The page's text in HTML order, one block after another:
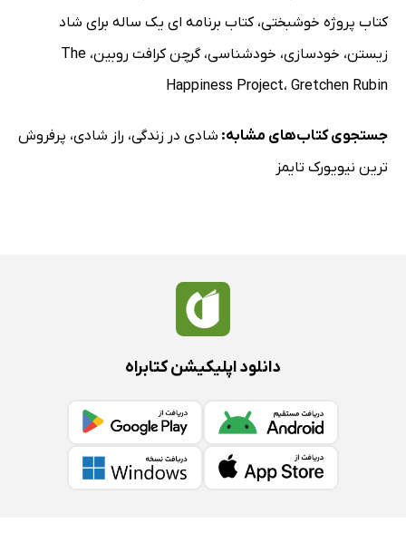
کتاب پروژه خوشبختی،کتاب برنامه ای یک ساله برای شاد
زیستن، خودسازی، خودشناسی،گرچن کرافت روبین، The
Happiness Project، Gretchen Rubin
جستجوی کتاب‌های مشابه: شادی در زندگی، راز شادی، پرفروش
ترین نیویورک تایمز
دانلود اپلیکیشن کتابراه